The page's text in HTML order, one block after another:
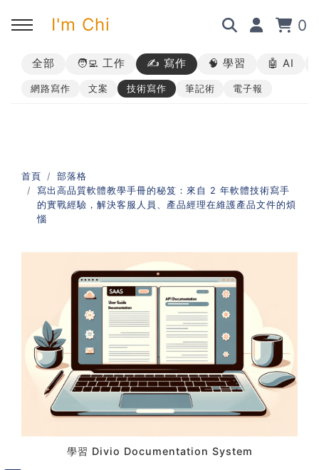
I'm Chi 0
回主選單
➡︎ 所有內容
回主選單
➡︎ 業配合作
回主選單
➡︎ 講座活動
回主選單
AI 職場應用｜ChatGPT 職場
應用入門
AI 職場應用｜ChatGPT 進階
使用思維
AI 職場應用｜上班族的 AI 學
習術
AI 職場應用｜NotebookLM
職場工作復盤術
職場思維與工作術｜時間管理
全部 🧑‍💻 工作 ✍️ 寫作 🧠 學習 🤖 AI
網路寫作 文案 技術寫作 筆記術 電子報
首頁
部落格
寫出高品質軟體教學手冊的秘笈：來自 2 年軟體技術寫手
的實戰經驗，解決客服人員、產品經理在維護產品文件的煩
惱
學習 Divio Documentation System